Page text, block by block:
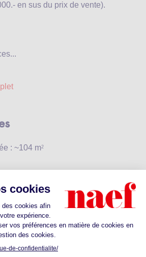
en sus du prix de vente).
: ~104 m2
vous pour un premier